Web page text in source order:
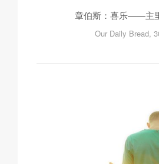
章伯斯：喜乐——主
Our Daily Bread,